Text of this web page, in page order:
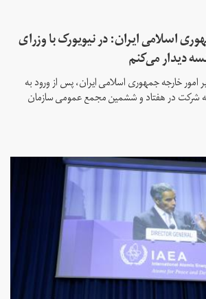
اسلامی ایران: در نیویورک با وزرای
دیدار می‌کنم
امور خارجه جمهوری اسلامی ایران، پس از ورود به
شرکت در هفتاد و ششمین مجمع عمومی سازمان